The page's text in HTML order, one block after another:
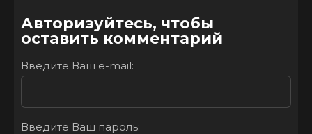
Авторизуйтесь, чтобы
оставить комментарий
Введите Ваш e-mail:
Введите Ваш пароль: